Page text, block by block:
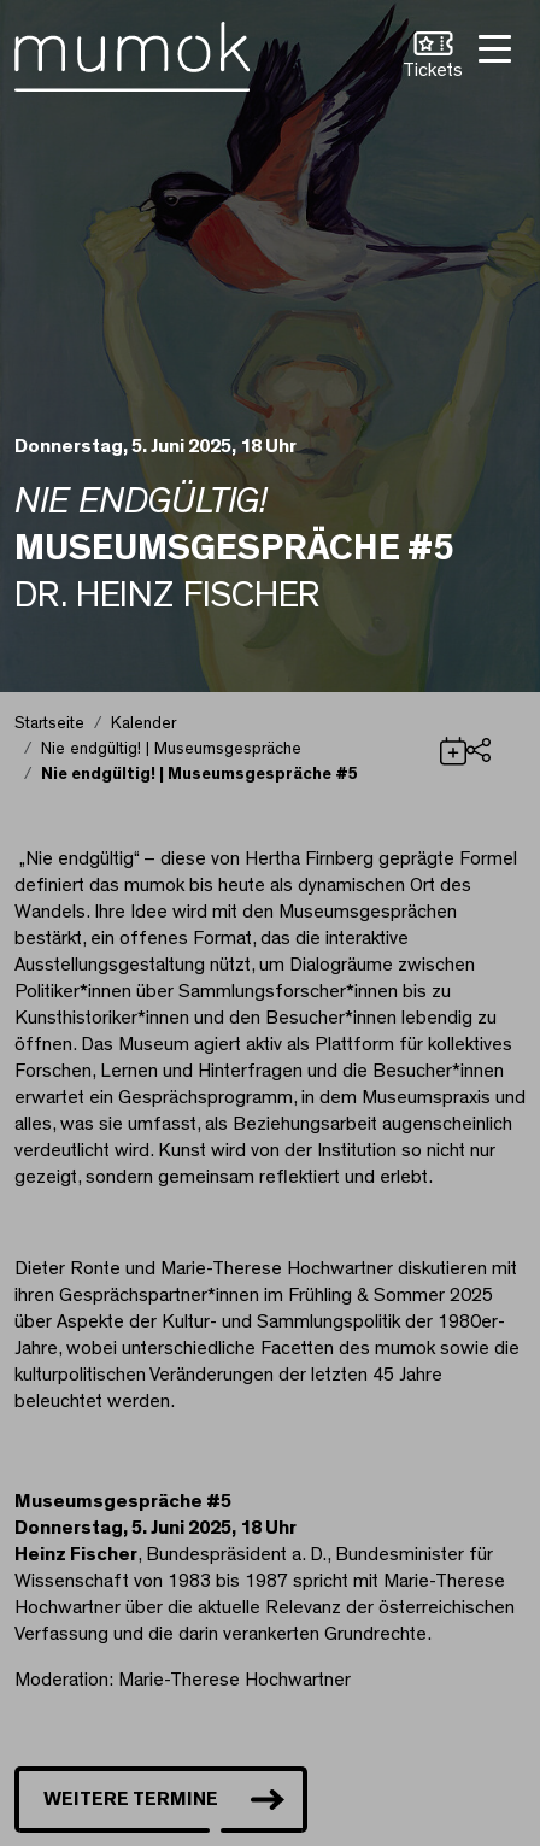
Tickets
Donnerstag, 5. Juni 2025, 18 Uhr
NIE ENDGÜLTIG!
MUSEUMSGESPRÄCHE #5
DR. HEINZ FISCHER
Startseite
Kalender
Nie endgültig! | Museumsgespräche
Nie endgültig! | Museumsgespräche #5
Nie endgültig! |
„Nie endgültig“ – diese von Hertha Firnberg geprägte Formel
definiert das mumok bis heute als dynamischen Ort des
Wandels. Ihre Idee wird mit den Museumsgesprächen
bestärkt, ein offenes Format, das die interaktive
Ausstellungsgestaltung nützt, um Dialogräume zwischen
Politiker*innen über Sammlungsforscher*innen bis zu
Kunsthistoriker*innen und den Besucher*innen lebendig zu
öffnen. Das Museum agiert aktiv als Plattform für kollektives
Forschen, Lernen und Hinterfragen und die Besucher*innen
erwartet ein Gesprächsprogramm, in dem Museumspraxis und
alles, was sie umfasst, als Beziehungsarbeit augenscheinlich
verdeutlicht wird. Kunst wird von der Institution so nicht nur
gezeigt, sondern gemeinsam reflektiert und erlebt.
Dieter Ronte und Marie-Therese Hochwartner diskutieren mit
ihren Gesprächspartner*innen im Frühling & Sommer 2025
über Aspekte der Kultur- und Sammlungspolitik der 1980er-
Jahre, wobei unterschiedliche Facetten des mumok sowie die
kulturpolitischen Veränderungen der letzten 45 Jahre
beleuchtet werden.
Museumsgespräche #5
Donnerstag, 5. Juni 2025, 18 Uhr
Heinz Fischer, Bundespräsident a. D., Bundesminister für
Wissenschaft von 1983 bis 1987 spricht mit Marie-Therese
Hochwartner über die aktuelle Relevanz der österreichischen
Verfassung und die darin verankerten Grundrechte.
Moderation: Marie-Therese Hochwartner
WEITERE TERMINE